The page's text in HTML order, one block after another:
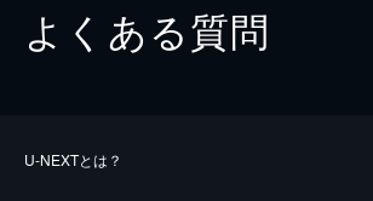
よくある質問
U-NEXTとは？